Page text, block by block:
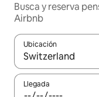
Busca y reserva
Airbnb
Ubicación
Cuando los
Llegada